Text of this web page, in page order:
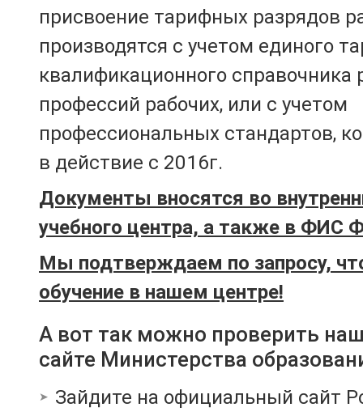
присвоение тарифных разрядов
производятся с учетом единого
квалификационного справочника
профессий рабочих, или с учетом
профессиональных стандартов,
в действие с 2016г.
Документы вносятся во
учебного центра, а также в ФИС
Мы подтверждаем по запросу,
обучение в нашем центре!
А вот так можно проверить
сайте Министерства
Зайдите на официальный сайт